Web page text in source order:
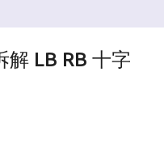
解 LB RB 十字